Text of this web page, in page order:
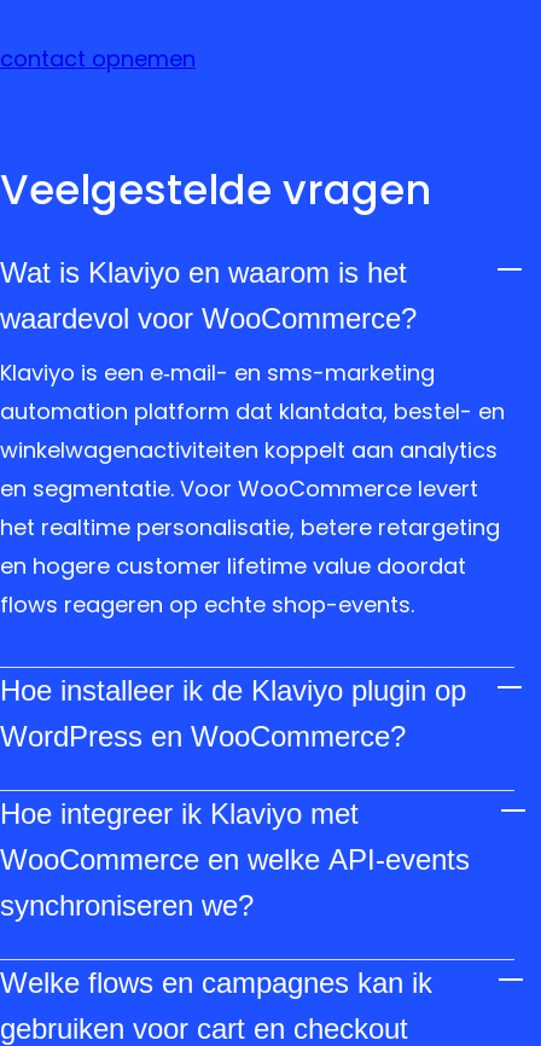
contact opnemen
Veelgestelde vragen
Wat is Klaviyo en waarom is het
waardevol voor WooCommerce?
Klaviyo is een e‑mail- en sms-marketing
automation platform dat klantdata, bestel- en
winkelwagenactiviteiten koppelt aan analytics
en segmentatie. Voor WooCommerce levert
het realtime personalisatie, betere retargeting
en hogere customer lifetime value doordat
flows reageren op echte shop-events.
Hoe installeer ik de Klaviyo plugin op
WordPress en WooCommerce?
WordPress plugin directory of upload de
extensie in het dashboard. Activeer de plugin,
voeg je Klaviyo API key toe en controleer de
checkout- en orderevents correct worden
doorgestuurd.
Hoe integreer ik Klaviyo met
WooCommerce en welke API‑events
synchroniseren we?
shops of een maatwerk API-integratie voor
complexe flows. Belangrijke events zijn: placed
Welke flows en campagnes kan ik
gebruiken voor cart en checkout